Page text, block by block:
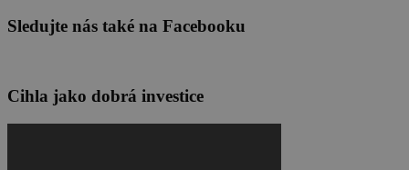
Sledujte nás také na Facebooku
Cihla jako dobrá investice